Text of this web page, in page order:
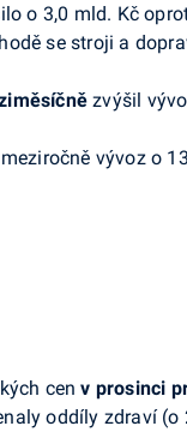
o 3,0 mld. Kč
se stroji a
zvýšil
vývoz o
cenv prosinci
oddíly zdraví